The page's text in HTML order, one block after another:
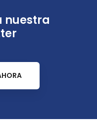
nuestra